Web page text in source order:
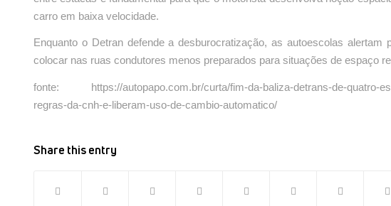
carro em baixa velocidade.
Enquanto o Detran defende a desburocratização, as autoescolas alertam
colocar nas ruas condutores menos preparados para situações de espaço
fonte: https://autopapo.com.br/curta/fim-da-baliza-detrans-de-quatro-
regras-da-cnh-e-liberam-uso-de-cambio-automatico/
Share this entry